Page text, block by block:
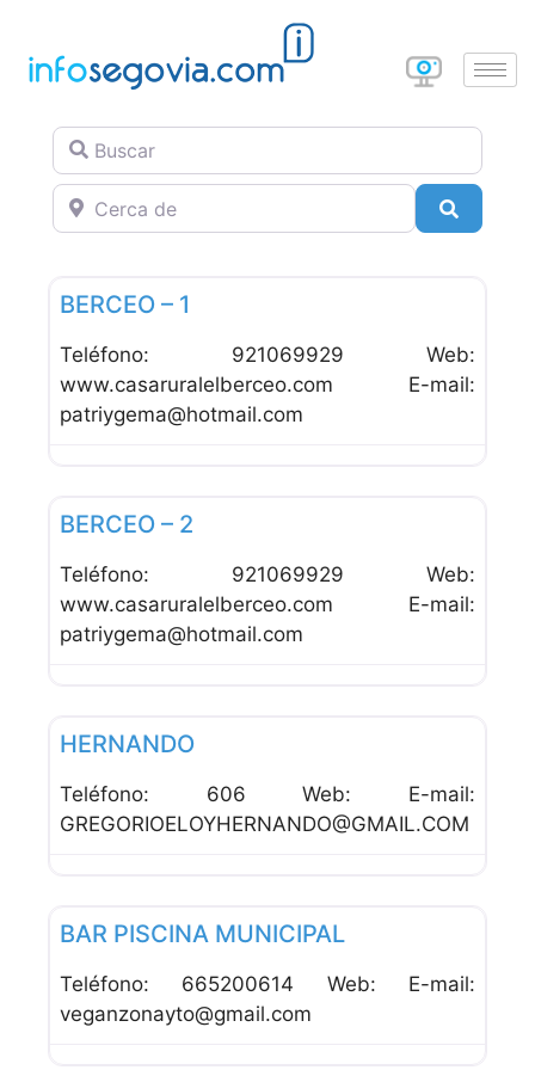
Buscar
Cerca de
BERCEO – 1
Teléfono: 921069929 Web:
www.casaruralelberceo.com E-mail:
patriygema@hotmail.com
BERCEO – 2
Teléfono: 921069929 Web:
www.casaruralelberceo.com E-mail:
patriygema@hotmail.com
HERNANDO
Teléfono: 606 Web: E-mail:
GREGORIOELOYHERNANDO@GMAIL.COM
BAR PISCINA MUNICIPAL
Teléfono: 665200614 Web: E-mail:
veganzonayto@gmail.com